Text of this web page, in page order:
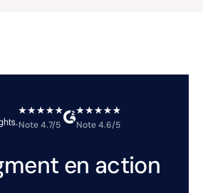
Note 4.7/5 Note 4.6/5
en action